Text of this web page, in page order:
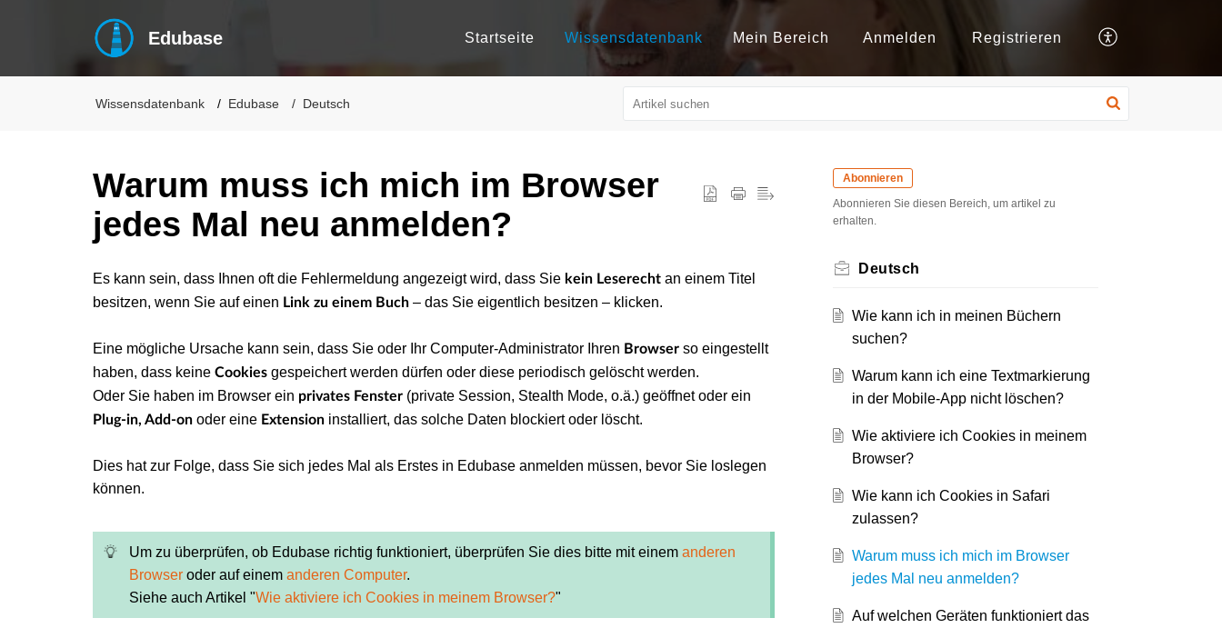
Edubase Startseite Wissensdatenbank Mein Bereich Anmelden Registrieren
Wissensdatenbank Edubase Deutsch
Warum muss ich mich im Browser
jedes Mal neu anmelden?
Es kann sein, dass Ihnen oft die Fehlermeldung angezeigt wird, dass Sie kein Leserecht an einem Titel
besitzen, wenn Sie auf einen Link zu einem Buch – das Sie eigentlich besitzen – klicken.
Eine mögliche Ursache kann sein, dass Sie oder Ihr Computer-Administrator Ihren Browser so eingestellt
haben, dass keine Cookies gespeichert werden dürfen oder diese periodisch gelöscht werden.
Oder Sie haben im Browser ein privates Fenster (private Session, Stealth Mode, o.ä.) geöffnet oder ein
Plug-in, Add-on oder eine Extension installiert, das solche Daten blockiert oder löscht.
Dies hat zur Folge, dass Sie sich jedes Mal als Erstes in Edubase anmelden müssen, bevor Sie loslegen
können.
Um zu überprüfen, ob Edubase richtig funktioniert, überprüfen Sie dies bitte mit einem anderen
Browser oder auf einem anderen Computer.
Siehe auch Artikel "Wie aktiviere ich Cookies in meinem Browser?"
Abonnieren
Abonnieren Sie diesen Bereich, um artikel zu
erhalten.
Deutsch
Wie kann ich in meinen Büchern
suchen?
Warum kann ich eine Textmarkierung
in der Mobile-App nicht löschen?
Wie aktiviere ich Cookies in meinem
Browser?
Wie kann ich Cookies in Safari
zulassen?
Warum muss ich mich im Browser
jedes Mal neu anmelden?
Auf welchen Geräten funktioniert das